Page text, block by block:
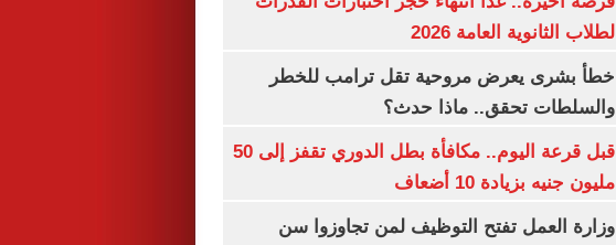
لطلاب الثانوية العامة 2026
خطأ بشرى يعرض مروحية تقل ترامب للخطر
والسلطات تحقق.. ماذا حدث؟
قبل قرعة اليوم.. مكافأة بطل الدوري تقفز إلى 50
مليون جنيه بزيادة 10 أضعاف
وزارة العمل تفتح التوظيف لمن تجاوزوا سن